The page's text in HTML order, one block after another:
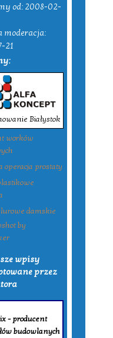
od: 2008-02-
moderacja:
21
Białystok
worków
operacja prostaty
damskie
by
wpisy
przez
- producent
budowlanych